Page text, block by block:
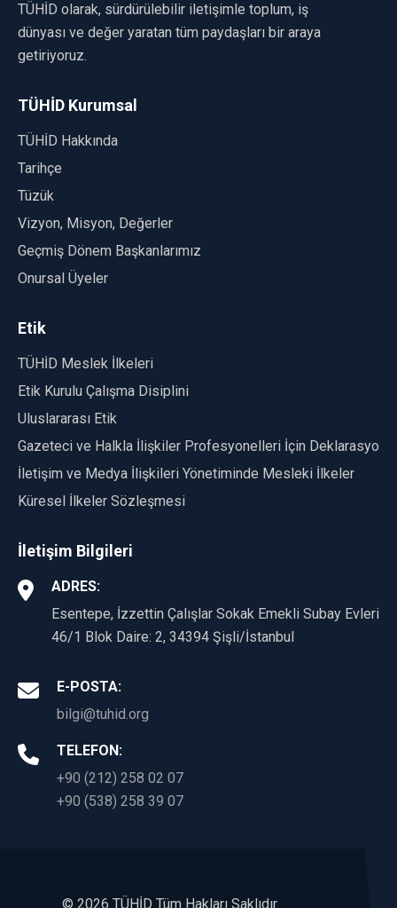
TÜHİD olarak, sürdürülebilir iletişimle toplum, iş
dünyası ve değer yaratan tüm paydaşları bir araya
getiriyoruz.
TÜHİD Kurumsal
TÜHİD Hakkında
Tarihçe
Tüzük
Vizyon, Misyon, Değerler
Geçmiş Dönem Başkanlarımız
Onursal Üyeler
Etik
TÜHİD Meslek İlkeleri
Etik Kurulu Çalışma Disiplini
Uluslararası Etik
Gazeteci ve Halkla İlişkiler Profesyonelleri İçin Deklarasyon
İletişim ve Medya İlişkileri Yönetiminde Mesleki İlkeler
Küresel İlkeler Sözleşmesi
İletişim Bilgileri
ADRES:
Esentepe, İzzettin Çalışlar Sokak Emekli Subay Evleri
46/1 Blok Daire: 2, 34394 Şişli/İstanbul
E-POSTA:
bilgi@tuhid.org
TELEFON:
+90 (212) 258 02 07
+90 (538) 258 39 07
© 2026 TÜHİD Tüm Hakları Saklıdır